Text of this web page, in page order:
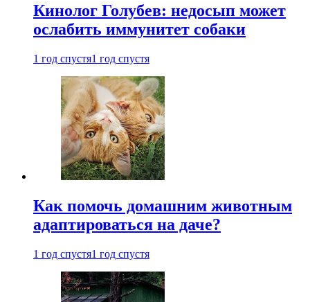
Кинолог Голубев: недосып может
ослабить иммунитет собаки
1 год спустя1 год спустя
Как помочь домашним животным
адаптироваться на даче?
1 год спустя1 год спустя